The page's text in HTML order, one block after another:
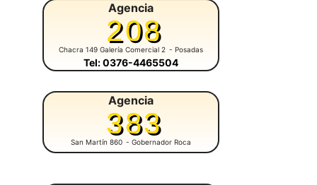
Agencia
208
Chacra 149 Galería Comercial 2 - Posadas
Tel: 0376-4465504
Agencia
383
San Martín 860 - Gobernador Roca